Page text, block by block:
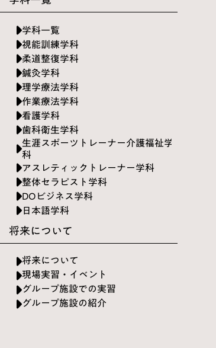
学科一覧
視能訓練学科
柔道整復学科
鍼灸学科
理学療法学科
作業療法学科
看護学科
歯科衛生学科
生涯スポーツトレーナー介護福祉学
科
アスレティックトレーナー学科
整体セラピスト学科
DOビジネス学科
日本語学科
将来について
将来について
現場実習・イベント
グループ施設での実習
グループ施設の紹介